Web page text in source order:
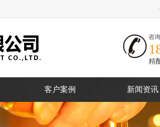
咨
精
客户案例 新闻资讯